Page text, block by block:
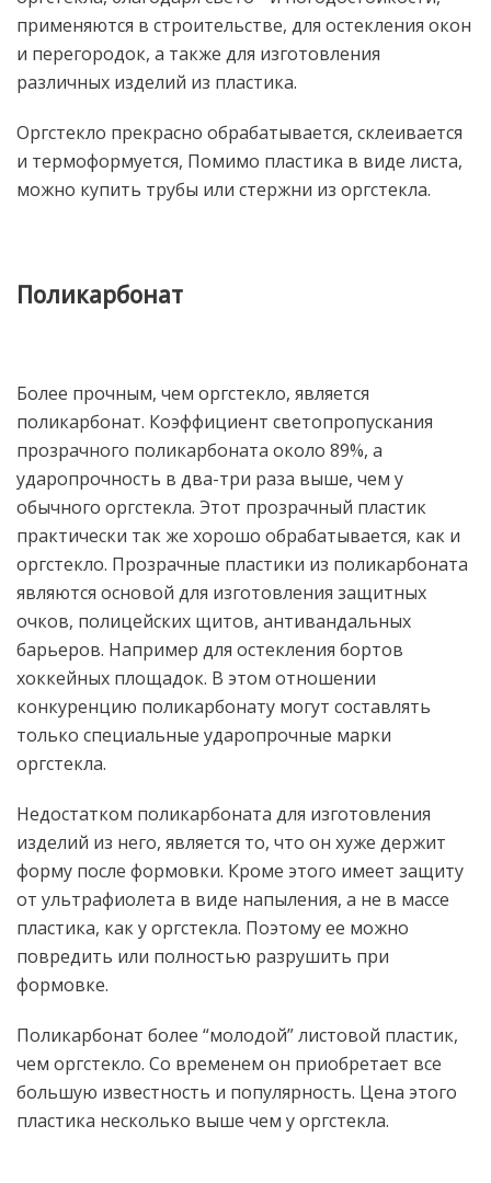
применяются в строительстве, для остекления окон
и перегородок, а также для изготовления
различных изделий из пластика.
Оргстекло прекрасно обрабатывается, склеивается
и термоформуется, Помимо пластика в виде листа,
можно купить трубы или стержни из оргстекла.
Поликарбонат
Более прочным, чем оргстекло, является
поликарбонат. Коэффициент светопропускания
прозрачного поликарбоната около 89%, а
ударопрочность в два-три раза выше, чем у
обычного оргстекла. Этот прозрачный пластик
практически так же хорошо обрабатывается, как и
оргстекло. Прозрачные пластики из поликарбоната
являются основой для изготовления защитных
очков, полицейских щитов, антивандальных
барьеров. Например для остекления бортов
хоккейных площадок. В этом отношении
конкуренцию поликарбонату могут составлять
только специальные ударопрочные марки
оргстекла.
Недостатком поликарбоната для изготовления
изделий из него, является то, что он хуже держит
форму после формовки. Кроме этого имеет защиту
от ультрафиолета в виде напыления, а не в массе
пластика, как у оргстекла. Поэтому ее можно
повредить или полностью разрушить при
формовке.
Поликарбонат более “молодой” листовой пластик,
чем оргстекло. Со временем он приобретает все
большую известность и популярность. Цена этого
пластика несколько выше чем у оргстекла.